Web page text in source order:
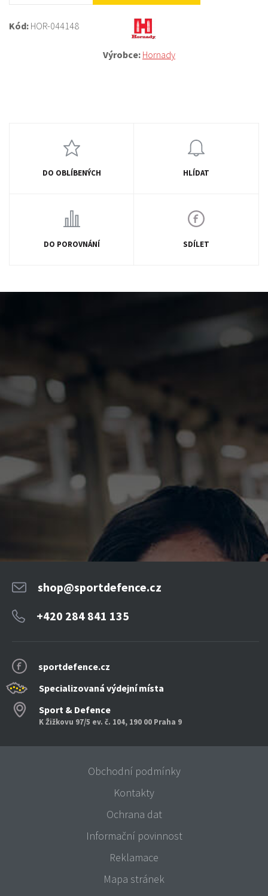
Kód: HOR-044148
Výrobce: Hornady
DO OBLÍBENÝCH HLÍDAT
DO POROVNÁNÍ SDÍLET
sportdefence.cz
Specializovaná výdejní místa
Sport & Defence
K Žižkovu 97/5 ev. č. 104, 190 00 Praha 9
shop@sportdefence.cz
+420 284 841 135
Obchodní podmínky
Kontakty
Ochrana dat
Informační povinnost
Reklamace
Mapa stránek